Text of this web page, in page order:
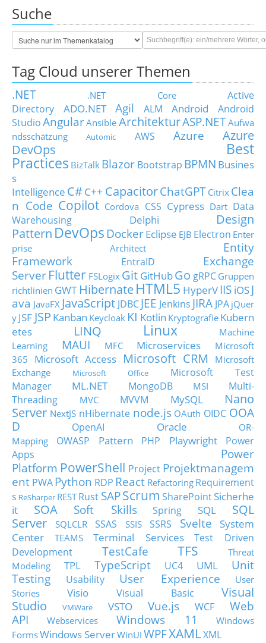
Suche
Tag Cloud unserer Themen
.NET .NET Core
Active
Directory
ADO.NET Agil ALM Android
Android
StudioAngularAnsible ArchitekturASP.NETAufwa
ndsschätzung
Automic AWS Azure
Azure
DevOps
Best
Practices BizTalk Blazor Bootstrap BPMN Busines
s
Intelligence C#C++ CapacitorChatGPT Citrix Clea
n Code Copilot Cordova CSS Cypress Dart Data
Warehousing
Delphi
Design
Pattern DevOps DockerEclipse EJB Electron Enter
prise Architect
Entity
Framework
EntraID
Exchange
Server Flutter FSLogix Git GitHubGo gRPC Gruppen
richtlinien GWT HibernateHTML5 HyperVIIS iOSJ
ava JavaFX JavaScript JDBC JEE Jenkins JIRA JPA jQuer
y JSF JSP Kanban Keycloak KI Kotlin Kryptografie Kubern
etes
LINQ Linux
Machine
Learning
MAUI MFC Microservices
Microsoft
365
Microsoft Access Microsoft CRM
Microsoft
Exchange
Microsoft Office
Microsoft Test
Manager
ML.NET MongoDB MSI
Multi-
Threading
MVC MVVM MySQL
Nano
Server NextJS nHibernate node.js OAuth OIDC OOA
D
OpenAI Oracle
OR-
Mapping
OWASP Pattern PHP Playwright
Power
Apps
Power
Platform PowerShell Project Projektmanagem
ent PWA Python RDP React Refactoring Requirement
s ReSharper RESTRust SAPScrum SharePointSicherhe
it
SOA Soft Skills Spring SQL
SQL
Server
SQLCLR SSAS SSIS SSRS Svelte
System
Center
TEAMS Terminal Services
Test Driven
Development
TestCafe TFS
Threat
Modeling
TPL TypeScript UC4 UML
Unit
Testing
Usability User Experience
User
Stories
Visio Visual Basic
Visual
Studio
VMWare VSTO Vue.js WCF
Web
API
Webservices Windows 11
Windows
FormsWindows ServerWinUI WPFXAMLXML